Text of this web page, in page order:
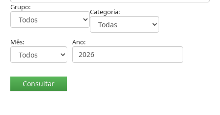
Grupo:
Categoria:
Mês: Ano: